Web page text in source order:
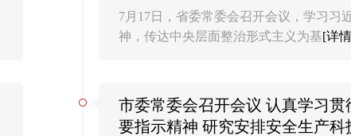
议
7月17日，省委常委会召开会议，学习习
神，传达中央层面整治形式主义为基[详
市委常委会召开会议 认真学习
要指示精神 研究安排安全生产